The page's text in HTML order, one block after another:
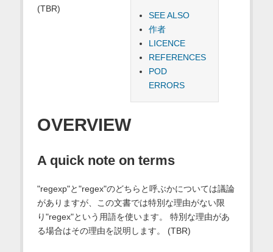
SEE ALSO
作者
LICENCE
REFERENCES
POD
ERRORS
(TBR)
OVERVIEW
A quick note on terms
"regexp"と"regex"のどちらと呼ぶかについては議論
がありますが、この文書では特別な理由がない限
り"regex"という用語を使います。 特別な理由があ
る場合はその理由を説明します。 (TBR)